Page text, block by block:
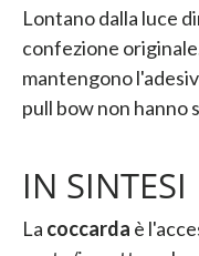
Lontano dalla luce
confezione
mantengono
pull bow non hanno
IN SINTESI
La coccarda è